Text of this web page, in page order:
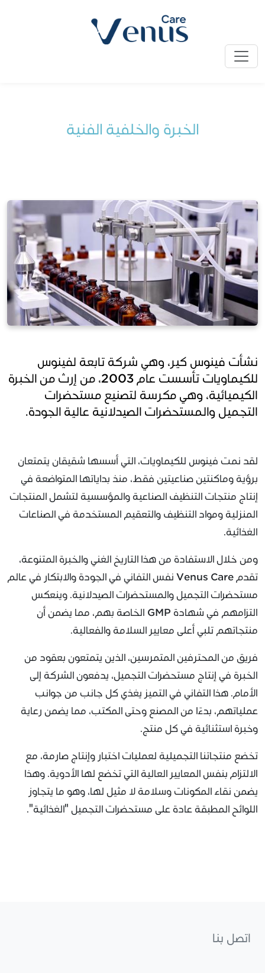
الخبرة والخلفية الفنية
نشأت فينوس كير، وهي شركة تابعة لفينوس
للكيماويات تأسست عام 2003، من إرث من الخبرة
الكيميائية، وهي مكرسة لتصنيع مستحضرات
التجميل والمستحضرات الصيدلانية عالية الجودة.
لقد نمت فينوس للكيماويات، التي أسسها شقيقان يتمتعان
برؤية وماكنتين صناعيتين فقط، منذ بداياتها المتواضعة في
إنتاج منتجات التنظيف الصناعية والمؤسسية لتشمل المنتجات
المنزلية ومواد التنظيف والتعقيم المستخدمة في الصناعات
الغذائية.
ومن خلال الاستفادة من هذا التاريخ الغني والخبرة المتنوعة،
تقدم Venus Care نفس التفاني في الجودة والابتكار في عالم
مستحضرات التجميل والمستحضرات الصيدلانية. وينعكس
التزامهم في شهادة GMP الخاصة بهم، مما يضمن أن
منتجاتهم تلبي أعلى معايير السلامة والفعالية.
فريق من المحترفين المتمرسين، الذين يتمتعون بعقود من
الخبرة في إنتاج مستحضرات التجميل، يدفعون الشركة إلى
الأمام. هذا التفاني في التميز يغذي كل جانب من جوانب
عملياتهم، بدءًا من المصنع وحتى المكتب، مما يضمن رعاية
وخبرة استثنائية في كل منتج.
تخضع منتجاتنا التجميلية لعمليات اختبار وإنتاج صارمة، مع
الالتزام بنفس المعايير العالية التي تخضع لها الأدوية. وهذا
يضمن نقاء المكونات وسلامة لا مثيل لها، وهو ما يتجاوز
اللوائح المطبقة عادة على مستحضرات التجميل "الغذائية".
اتصل بنا